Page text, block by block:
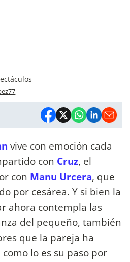
vive con emoción cada
con Cruz, el
con Manu Urcera, que
por cesárea. Y si bien la
ahora contempla las
del pequeño, también
que la pareja ha
lo es su paso por